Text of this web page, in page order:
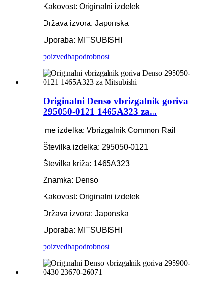
Kakovost: Originalni izdelek
Država izvora: Japonska
Uporaba: MITSUBISHI
poizvedbapodrobnost
Originalni Denso vbrizgalnik goriva
295050-0121 1465A323 za...
Ime izdelka: Vbrizgalnik Common Rail
Številka izdelka: 295050-0121
Številka križa: 1465A323
Znamka: Denso
Kakovost: Originalni izdelek
Država izvora: Japonska
Uporaba: MITSUBISHI
poizvedbapodrobnost